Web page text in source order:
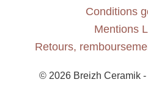
Conditions
Mentions
Retours,
© 2026 Breizh Ceramik -